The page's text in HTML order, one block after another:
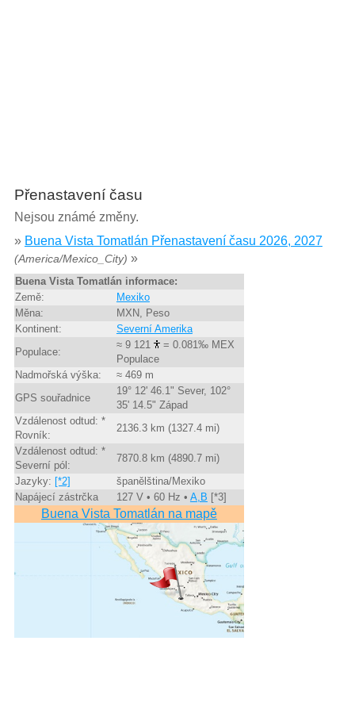
Přenastavení času
Nejsou známé změny.
» Buena Vista Tomatlán Přenastavení času 2026, 2027
(America/Mexico_City) »
Buena Vista Tomatlán informace:
Země:
Mexiko
Měna:
MXN, Peso
Kontinent:
Severní Amerika
Populace:
≈ 9 121
= 0.081‰ MEX
Populace
Nadmořská výška:
≈ 469 m
GPS souřadnice
19° 12' 46.1" Sever, 102°
35' 14.5" Západ
Vzdálenost odtud: *
Rovník:
2136.3 km (1327.4 mi)
Vzdálenost odtud: *
Severní pól:
7870.8 km (4890.7 mi)
Jazyky: [*2]
španělština/Mexiko
Napájecí zástrčka
127 V • 60 Hz • A,B [*3]
Buena Vista Tomatlán na mapě